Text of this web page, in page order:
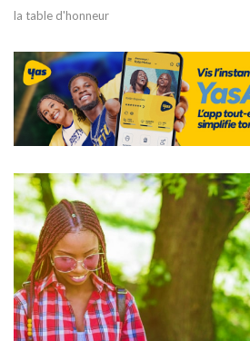
la table d'honneur